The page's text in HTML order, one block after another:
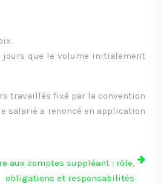
que le volume initialement
travaillés fixé par la convention
salarié a renoncé en application
aux comptes suppléant : rôle,
obligations et responsabilités